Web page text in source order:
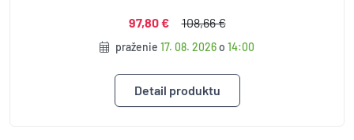
97,80 € 108,66 €
praženie 17. 08. 2026o 14:00
Detail produktu